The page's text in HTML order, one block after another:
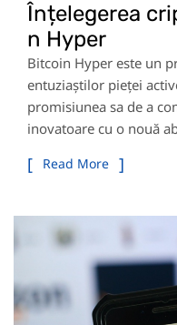
Înțelegerea
n Hyper
Bitcoin Hyper este un
entuziaștilor pieței
promisiunea sa de a
inovatoare cu o nouă
Read More